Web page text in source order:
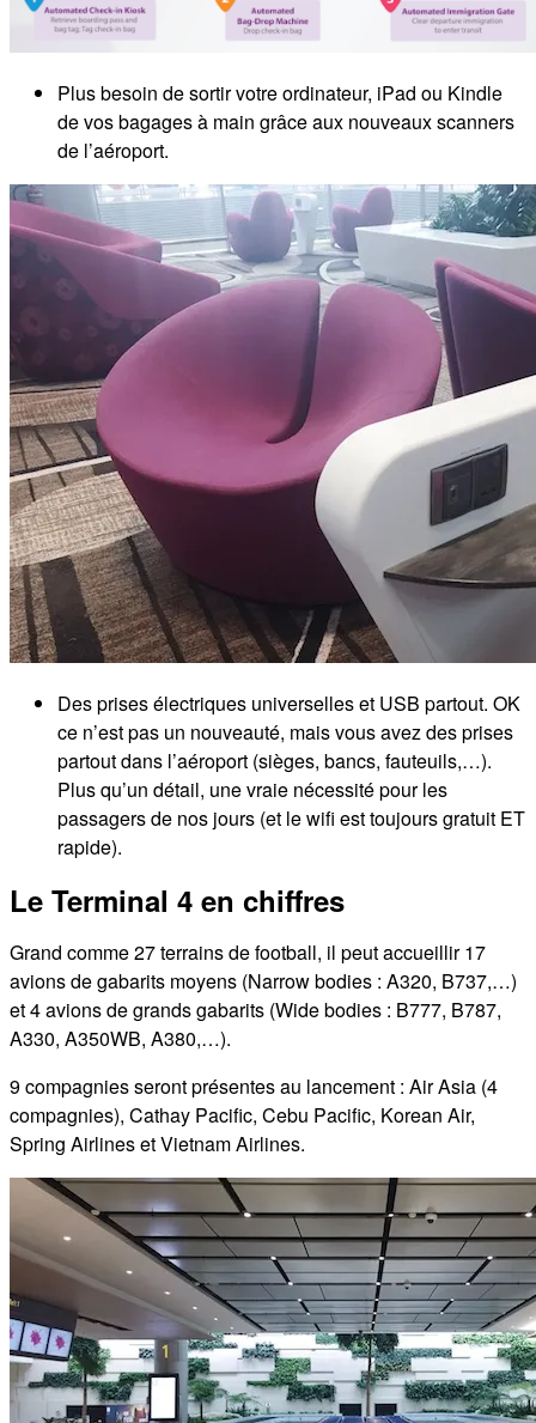
Plus besoin de sortir votre ordinateur, iPad ou Kindle
de vos bagages à main grâce aux nouveaux scanners
de l’aéroport.
Des prises électriques universelles et USB partout. OK
ce n’est pas un nouveauté, mais vous avez des prises
partout dans l’aéroport (sièges, bancs, fauteuils,…).
Plus qu’un détail, une vraie nécessité pour les
passagers de nos jours (et le wifi est toujours gratuit ET
rapide).
Le Terminal 4 en chiffres
Grand comme 27 terrains de football, il peut accueillir 17
avions de gabarits moyens (Narrow bodies : A320, B737,…)
et 4 avions de grands gabarits (Wide bodies : B777, B787,
A330, A350WB, A380,…).
9 compagnies seront présentes au lancement : Air Asia (4
compagnies), Cathay Pacific, Cebu Pacific, Korean Air,
Spring Airlines et Vietnam Airlines.